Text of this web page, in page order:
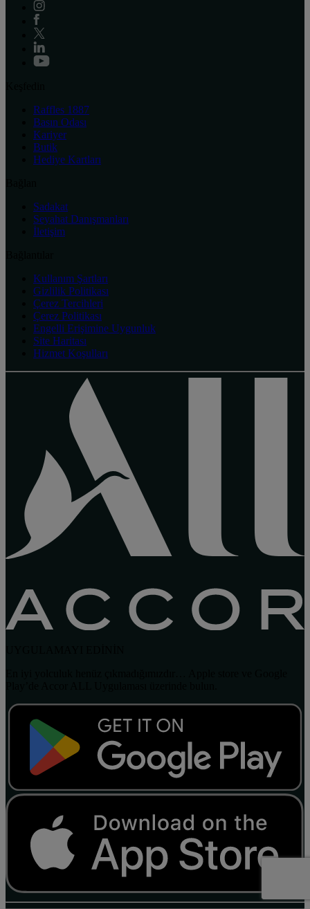
Raffles 1887
Basın Odası
Kariyer
Butik
Hediye Kartları
Sadakat
Seyahat Danışmanları
İletişim
Kullanım Şartları
Gizlilik Politikası
Çerez Tercihleri
Çerez Politikası
Engelli Erişimine Uygunluk
Site Haritası
Hizmet Koşulları